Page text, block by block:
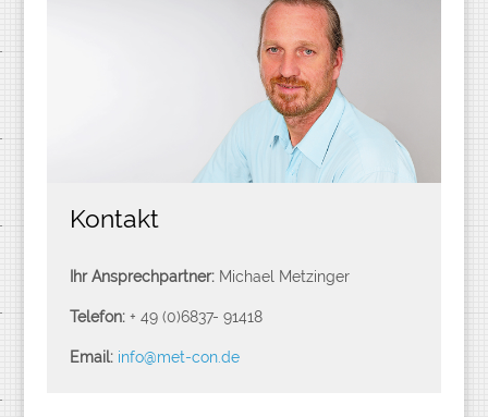
Kontakt
Ihr Ansprechpartner:Michael Metzinger
Telefon:+ 49 (0)6837- 91418
Email: info@met-con.de